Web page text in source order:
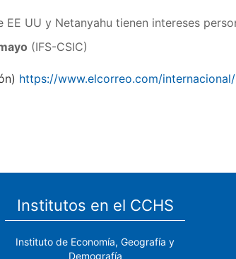
UU y Netanyahu tienen intereses
(IFS-CSIC)
https://www.elcorreo.com/
Institutos en el CCHS
Instituto de Economía, Geografía y
Demografía